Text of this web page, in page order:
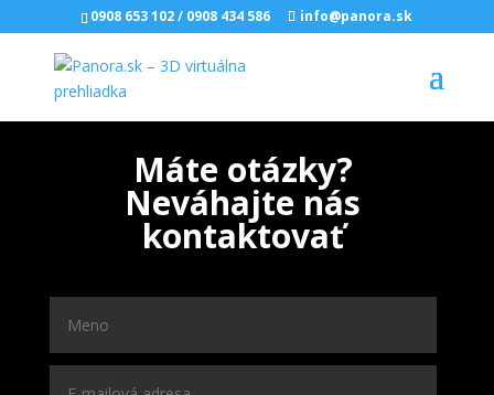
0908 653 102/ 0908 434 586 info@panora.sk
Máte otázky?
Neváhajte nás
kontaktovať